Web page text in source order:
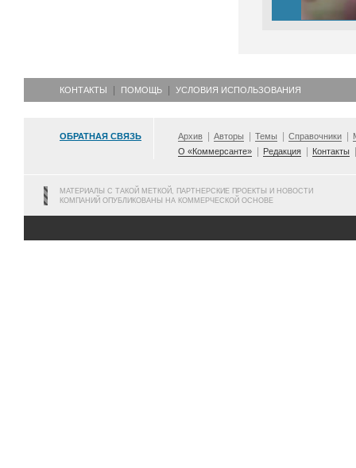
КОНТАКТЫ ПОМОЩЬ УСЛОВИЯ ИСПОЛЬЗОВАНИЯ
ОБРАТНАЯ СВЯЗЬ Архив Авторы Темы Справочники
О «Коммерсанте»
Редакция Контакты
МАТЕРИАЛЫ С ТАКОЙ МЕТКОЙ, ПАРТНЕРСКИЕ ПРОЕКТЫ И НОВОСТИ
КОМПАНИЙ ОПУБЛИКОВАНЫ НА КОММЕРЧЕСКОЙ ОСНОВЕ